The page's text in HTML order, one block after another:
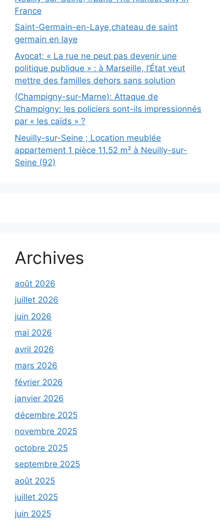
France
Saint-Germain-en-Laye,chateau de saint
germain en laye
Avocat; « La rue ne peut pas devenir une
politique publique » : à Marseille, l’État veut
mettre des familles dehors sans solution
(Champigny-sur-Marne): Attaque de
Champigny: les policiers sont-ils impressionnés
par « les caïds » ?
Neuilly-sur-Seine ; Location meublée
appartement 1 pièce 11.52 m² à Neuilly-sur-
Seine (92)
Archives
août 2026
juillet 2026
juin 2026
mai 2026
avril 2026
mars 2026
février 2026
janvier 2026
décembre 2025
novembre 2025
octobre 2025
septembre 2025
août 2025
juillet 2025
juin 2025